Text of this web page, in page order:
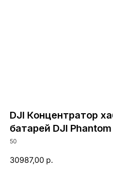
DJI Концентратор
батарей DJI
50
30987,00 р.